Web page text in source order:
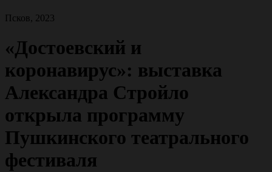
Псков, 2023
«Достоевский и
коронавирус»: выставка
Александра Стройло
открыла программу
Пушкинского театрального
фестиваля